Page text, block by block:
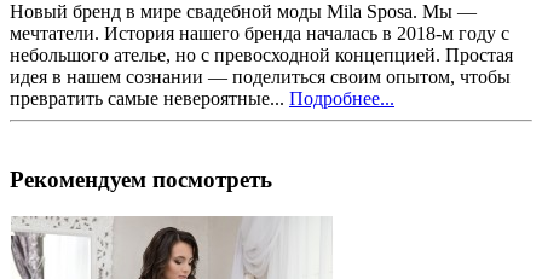
Новый бренд в мире свадебной моды Mila Sposa. Мы —
мечтатели. История нашего бренда началась в 2018-м году с
небольшого ателье, но с превосходной концепцией. Простая
идея в нашем сознании — поделиться своим опытом, чтобы
превратить самые невероятные... Подробнее...
Рекомендуем посмотреть